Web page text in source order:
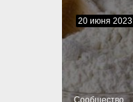
20 июня 2023
Cообщество